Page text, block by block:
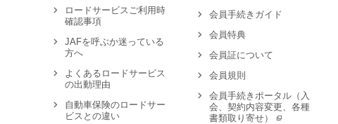
ロードサービスご利用時
確認事項
JAFを呼ぶか迷っている
方へ
よくあるロードサービス
の出動理由
自動車保険のロードサー
ビスとの違い
会員手続きガイド
会員特典
会員証について
会員規則
会員手続きポータル（入
会、契約内容変更、各種
書類取り寄せ）